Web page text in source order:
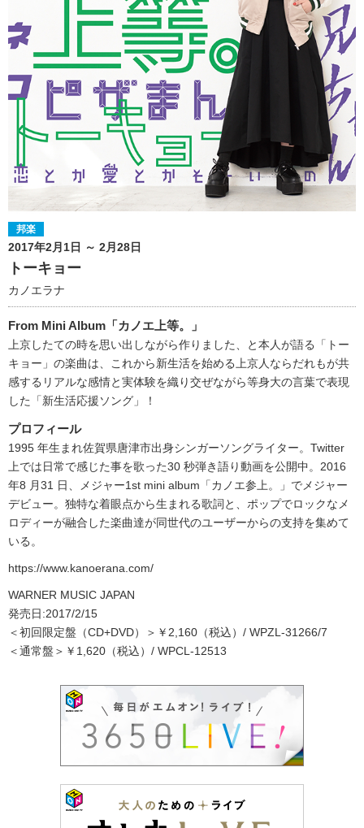
邦楽
2017年2月1日 ～ 2月28日
トーキョー
カノエラナ
From Mini Album「カノエ上等。」
上京したての時を思い出しながら作りました、と本人が語る「トー
キョー」の楽曲は、これから新生活を始める上京人ならだれもが共
感するリアルな感情と実体験を織り交ぜながら等身大の言葉で表現
した「新生活応援ソング」！
プロフィール
1995 年生まれ佐賀県唐津市出身シンガーソングライター。Twitter
上では日常で感じた事を歌った30 秒弾き語り動画を公開中。2016
年8 月31 日、メジャー1st mini album「カノエ参上。」でメジャー
デビュー。独特な着眼点から生まれる歌詞と、ポップでロックなメ
ロディーが融合した楽曲達が同世代のユーザーからの支持を集めて
いる。
https://www.kanoerana.com/
WARNER MUSIC JAPAN
発売日:2017/2/15
＜初回限定盤（CD+DVD）＞￥2,160（税込）/ WPZL-31266/7
＜通常盤＞￥1,620（税込）/ WPCL-12513